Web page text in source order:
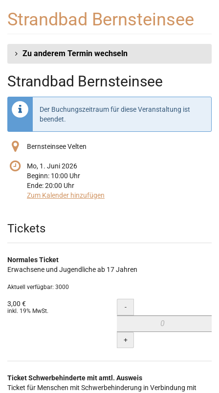
Haupt-
Strandbad Bernsteinsee
Zu anderem Termin wechseln
Strandbad Bernsteinsee
Der Buchungszeitraum für diese Veranstaltung ist
beendet.
Bernsteinsee Velten
Mo, 1. Juni 2026
Beginn: 10:00 Uhr
Ende:20:00 Uhr
Zum Kalender hinzufügen
Produkte
Tickets
Normales Ticket
Erwachsene und Jugendliche ab 17 Jahren
Aktuell verfügbar: 3000
3,00 €
inkl. 19% MwSt. Menge
-
+
Ticket Schwerbehinderte mit amtl. Ausweis
Ticket für Menschen mit Schwerbehinderung in Verbindung mit